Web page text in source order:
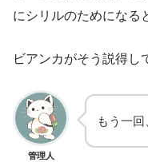
にシリルのためになる
ビアンカがそう説得し
管理人
もう一回